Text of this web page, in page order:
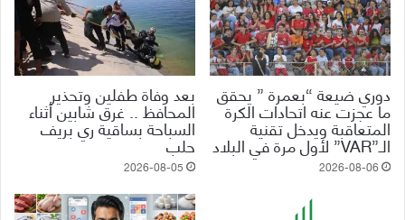
دوري ضيعة “بعمرة ” يحقق
ما عجزت عنه اتحادات الكرة
المتعاقبة ويدخل تقنية
الـ”VAR” لأول مرة في البلاد
2026-08-06
بعد وفاة طفلين وتحذير
المحافظ .. غرق شابين أثناء
السباحة بساقية ري بريف
حلب
2026-08-05